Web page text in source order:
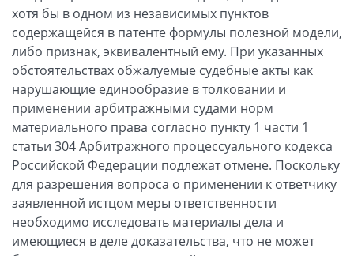
хотя бы в одном из независимых пунктов
содержащейся в патенте формулы полезной модели,
либо признак, эквивалентный ему. При указанных
обстоятельствах обжалуемые судебные акты как
нарушающие единообразие в толковании и
применении арбитражными судами норм
материального права согласно пункту 1 части 1
статьи 304 Арбитражного процессуального кодекса
Российской Федерации подлежат отмене. Поскольку
для разрешения вопроса о применении к ответчику
заявленной истцом меры ответственности
необходимо исследовать материалы дела и
имеющиеся в деле доказательства, что не может